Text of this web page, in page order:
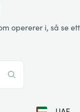
opererer i, så se